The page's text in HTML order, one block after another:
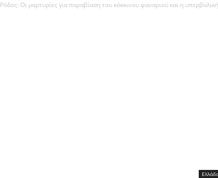
Ρόδος: Οι μαρτυρίες για παραβίαση του κόκκινου φαναριού και η